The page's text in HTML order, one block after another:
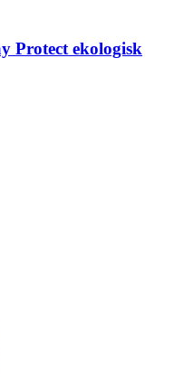
Protect ekologisk